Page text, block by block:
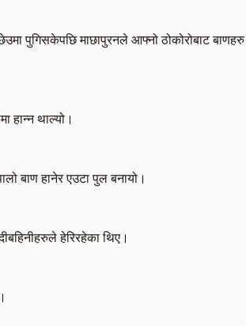
पुगिसकेपछि माछापुरनले आफ्नो ठोकोरोबाट बाणहरु
हान्न थाल्यो।
बाण हानेर एउटा पुल बनायो।
हेरिरहेका थिए।